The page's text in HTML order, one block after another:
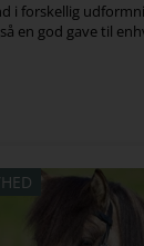
i forskellig
en god gave til